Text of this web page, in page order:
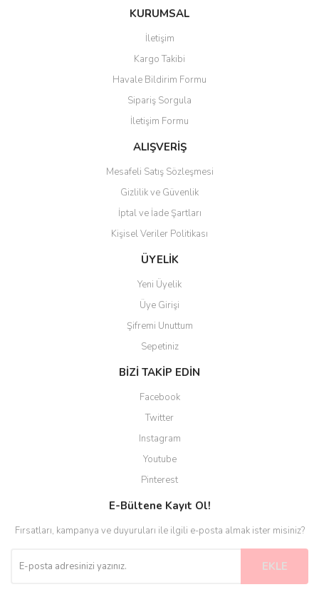
Bu ürüne ilk yorumu siz yapın!
Ürün resmi kalitesiz, bozuk veya görüntülenemiyor.
Ürün açıklamasında eksik bilgiler bulunuyor.
Ürün bilgilerinde hatalar bulunuyor.
Ürün fiyatı diğer sitelerden daha pahalı.
Bu ürüne benzer farklı alternatifler olmalı.
Gönder
KURUMSAL
İletişim
Kargo Takibi
Havale Bildirim Formu
Sipariş Sorgula
İletişim Formu
ALIŞVERİŞ
Mesafeli Satış Sözleşmesi
Gizlilik ve Güvenlik
İptal ve İade Şartları
Kişisel Veriler Politikası
ÜYELİK
Yeni Üyelik
Üye Girişi
Şifremi Unuttum
Sepetiniz
BİZİ TAKİP EDİN
Facebook
Twitter
Instagram
Youtube
Pinterest
E-Bültene Kayıt Ol!
Fırsatları, kampanya ve duyuruları ile ilgili e-posta almak ister misiniz?
EKLE